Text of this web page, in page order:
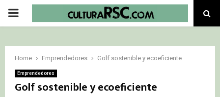
PRIMARY
Home Emprendedores Golf sostenible y ecoeficiente
Emprendedores
Golf sostenible y ecoeficiente